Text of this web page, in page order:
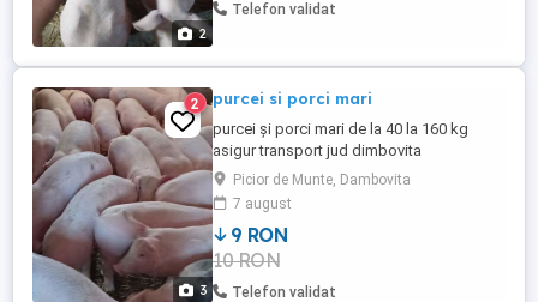
2
Telefon validat
3
2 purcei si porci mari
purcei și porci mari de la 40 la 160 kg
asigur transport jud dimbovita
Picior de Munte, Dambovita
7 august
9 RON
10 RON
Telefon validat